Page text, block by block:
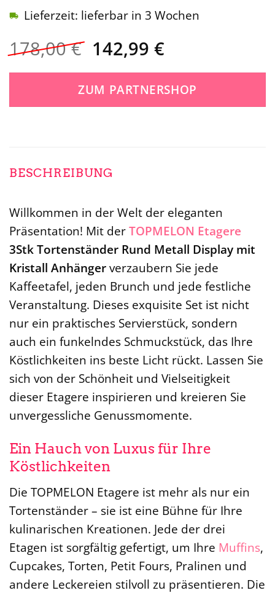
178,00€ Ursprünglicher
Preis
war:
178,00 €
142,99 €Aktueller
ist:
142,99 €.
Lieferzeit: lieferbar in 3 Wochen
ZUM PARTNERSHOP
BESCHREIBUNG
Willkommen in der Welt der eleganten
Präsentation! Mit derTOPMELON Etagere
3Stk Tortenständer Rund Metall Display mit
Kristall Anhängerverzaubern Sie jede
Kaffeetafel, jeden Brunch und jede festliche
Veranstaltung. Dieses exquisite Set ist nicht
nur ein praktisches Servierstück, sondern
auch ein funkelndes Schmuckstück, das Ihre
Köstlichkeiten ins beste Licht rückt. Lassen Sie
sich von der Schönheit und Vielseitigkeit
dieser Etagere inspirieren und kreieren Sie
unvergessliche Genussmomente.
Ein Hauch von Luxus für Ihre
Köstlichkeiten
Die TOPMELON Etagere ist mehr als nur ein
Tortenständer – sie ist eine Bühne für Ihre
kulinarischen Kreationen. Jede der drei
Etagen ist sorgfältig gefertigt, um Ihre Muffins,
Cupcakes, Torten, Petit Fours, Pralinen und
andere Leckereien stilvoll zu präsentieren. Die